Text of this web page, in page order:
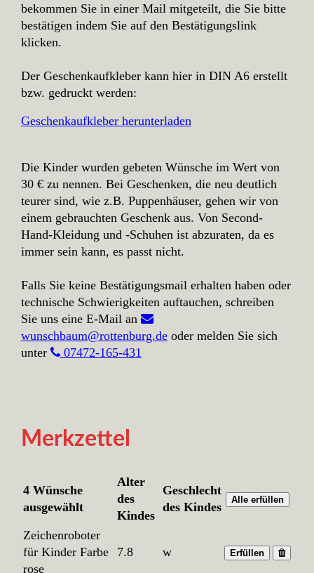
bekommen Sie in einer Mail mitgeteilt, die Sie bitte
bestätigen indem Sie auf den Bestätigungslink
klicken.
Der Geschenkaufkleber kann hier in DIN A6 erstellt
bzw. gedruckt werden:
Geschenkaufkleber herunterladen
Die Kinder wurden gebeten Wünsche im Wert von
30 € zu nennen. Bei Geschenken, die neu deutlich
teurer sind, wie z.B. Puppenhäuser, gehen wir von
einem gebrauchten Geschenk aus. Von Second-
Hand-Kleidung und -Schuhen ist abzuraten, da es
immer sein kann, es passt nicht.
Falls Sie keine Bestätigungsmail erhalten haben oder
technische Schwierigkeiten auftauchen, schreiben
Sie uns eine E-Mail an
wunschbaum@rottenburg.deoder melden Sie sich
unter
07472-165-431
Merkzettel
4 Wünsche
ausgewählt
Alter
des
Kindes
Geschlecht
des Kindes
Alle erfüllen
Zeichenroboter
für Kinder Farbe
rose
7.8 w Erfüllen